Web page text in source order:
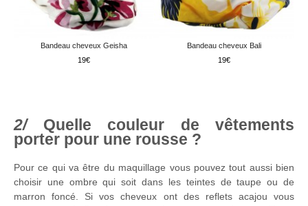
Bandeau cheveux Geisha
19
Bandeau cheveux Bali
19
Quelle couleur de vêtements
porter pour une rousse ?
Pour ce qui va être du maquillage vous pouvez tout aussi bien
choisir une ombre qui soit dans les teintes de taupe ou de
marron foncé. Si vos cheveux ont des reflets acajou vous